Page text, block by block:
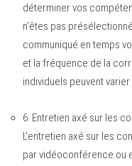
déterminer vos
n’êtes pas
communiqué en temps
et la fréquence de la
individuels peuvent
6. Entretien axé sur les
L’entretien axé sur les
par vidéoconférence ou